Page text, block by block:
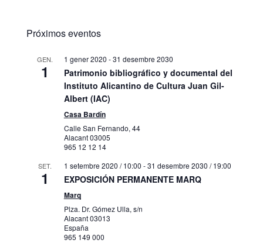
Próximos eventos
GEN.
1
1 gener 2020 -31 desembre 2030
Patrimonio bibliográfico y documental del
Instituto Alicantino de Cultura Juan Gil-
Albert (IAC)
Casa Bardín
Calle San Fernando, 44
Alacant03005
965 12 12 14
SET.
1
1 setembre 2020 / 10:00 -31 desembre 2030 / 19:00
EXPOSICIÓN PERMANENTE MARQ
Marq
Plza. Dr. Gómez Ulla, s/n
Alacant03013
España
965 149 000